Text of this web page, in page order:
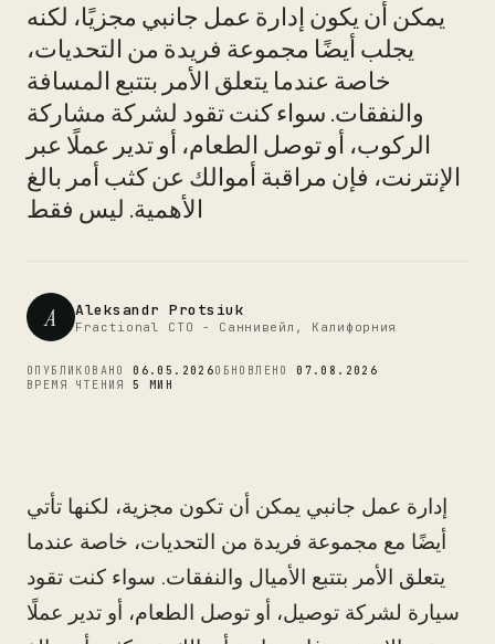
يمكن أن يكون إدارة عمل جانبي مجزيًا، لكنه
يجلب أيضًا مجموعة فريدة من التحديات،
خاصة عندما يتعلق الأمر بتتبع المسافة
والنفقات. سواء كنت تقود لشركة مشاركة
الركوب، أو توصل الطعام، أو تدير عملًا عبر
الإنترنت، فإن مراقبة أموالك عن كثب أمر بالغ
الأهمية. ليس فقط
A Aleksandr Protsiuk
Fractional CTO - Саннивейл, Калифорния
ОПУБЛИКОВАНО06.05.2026ОБНОВЛЕНО07.08.2026
ВРЕМЯ ЧТЕНИЯ5 МИН
إدارة عمل جانبي يمكن أن تكون مجزية، لكنها تأتي
أيضًا مع مجموعة فريدة من التحديات، خاصة عندما
يتعلق الأمر بتتبع الأميال والنفقات. سواء كنت تقود
سيارة لشركة توصيل، أو توصل الطعام، أو تدير عملًا